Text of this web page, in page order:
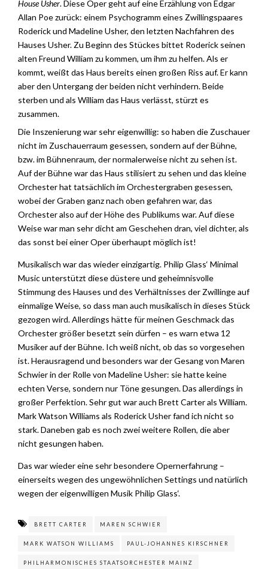
House Usher. Diese Oper geht auf eine Erzählung von Edgar
Allan Poe zurück: einem Psychogramm eines Zwillingspaares
Roderick und Madeline Usher, den letzten Nachfahren des
Hauses Usher. Zu Beginn des Stückes bittet Roderick seinen
alten Freund William zu kommen, um ihm zu helfen. Als er
kommt, weißt das Haus bereits einen großen Riss auf. Er kann
aber den Untergang der beiden nicht verhindern. Beide
sterben und als William das Haus verlässt, stürzt es
zusammen.
Die Inszenierung war sehr eigenwillig: so haben die Zuschauer
nicht im Zuschauerraum gesessen, sondern auf der Bühne,
bzw. im Bühnenraum, der normalerweise nicht zu sehen ist.
Auf der Bühne war das Haus stilisiert zu sehen und das kleine
Orchester hat tatsächlich im Orchestergraben gesessen,
wobei der Graben ganz nach oben gefahren war, das
Orchester also auf der Höhe des Publikums war. Auf diese
Weise war man sehr dicht am Geschehen dran, viel dichter, als
das sonst bei einer Oper überhaupt möglich ist!
Musikalisch war das wieder einzigartig. Philip Glass‘ Minimal
Music unterstützt diese düstere und geheimnisvolle
Stimmung des Hauses und des Verhältnisses der Zwillinge auf
einmalige Weise, so dass man auch musikalisch in dieses Stück
gezogen wird. Allerdings hätte für meinen Geschmack das
Orchester größer besetzt sein dürfen – es warn etwa 12
Musiker auf der Bühne. Ich weiß nicht, ob das so vorgesehen
ist. Herausragend und besonders war der Gesang von Maren
Schwier in der Rolle von Madeline Usher: sie hatte keine
echten Verse, sondern nur Töne gesungen. Das allerdings in
großer Perfektion. Sehr gut war auch Brett Carter als William.
Mark Watson Williams als Roderick Usher fand ich nicht so
stark. Daneben gab es noch zwei weitere Rollen, die aber
nicht gesungen haben.
Das war wieder eine sehr besondere Opernerfahrung –
einerseits wegen des ungewöhnlichen Settings und natürlich
wegen der eigenwilligen Musik Philip Glass‘.
BRETT CARTER MAREN SCHWIER
MARK WATSON WILLIAMS PAUL-JOHANNES KIRSCHNER
PHILHARMONISCHES STAATSORCHESTER MAINZ